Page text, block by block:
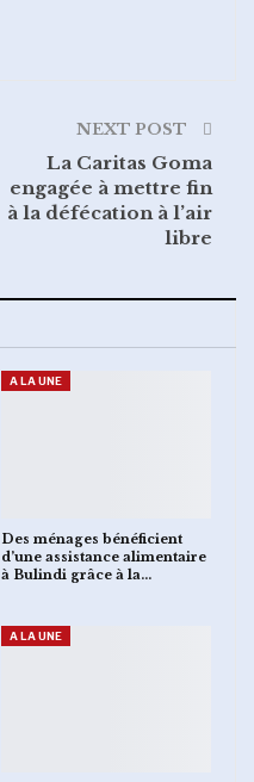
NEXT POST
La Caritas Goma
engagée à mettre fin
à la défécation à l’air
libre
A LA UNE
Des ménages bénéficient
d’une assistance alimentaire
à Bulindi grâce à la…
A LA UNE